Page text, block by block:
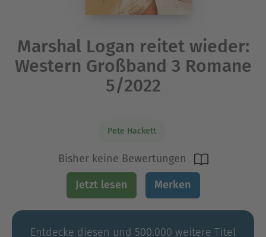
Marshal Logan reitet wieder:
Western Großband 3 Romane
5/2022
Pete Hackett
Bisher keine Bewertungen
Jetzt lesen Merken
Entdecke diesen und 500.000 weitere Titel